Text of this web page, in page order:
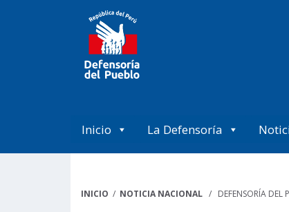
Inicio La Defensoría
INICIO / NOTICIA NACIONAL / DEFENSORÍA DEL